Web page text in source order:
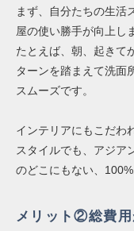
まず、自分たちの生活
屋の使い勝手が向上し
たとえば、朝、起きて
ターンを踏まえて洗面
スムーズです。
インテリアにもこだわ
スタイルでも、アジア
のどこにもない、
メリット②総費